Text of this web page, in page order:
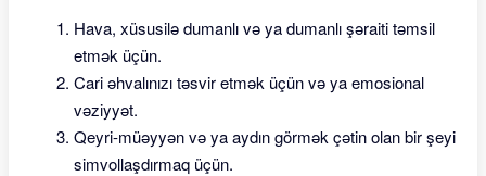
Hava, xüsusilə dumanlı və ya dumanlı şəraiti təmsil
etmək üçün.
Cari əhvalınızı təsvir etmək üçün və ya emosional
vəziyyət.
Qeyri-müəyyən və ya aydın görmək çətin olan bir şeyi
simvollaşdırmaq üçün.